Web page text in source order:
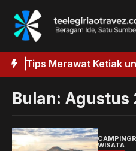
Langsung
Tips Merawat Ketiak
Penggelapan
Bulan: Agustus
CAMPING
WISATA